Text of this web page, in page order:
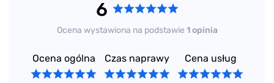
6
Ocena wystawiona na podstawie 1 opinia
Ocena ogólna Czas naprawy Cena usług